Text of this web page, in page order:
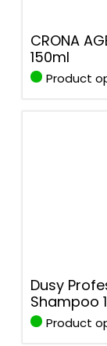
CRONA
150ml
Product
Dusy
Shampoo
Product